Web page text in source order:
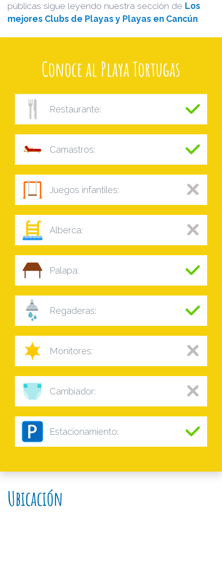
públicas sigue leyendo nuestra sección de Los
mejores Clubs de Playas y Playas en Cancún
Conoce al Playa Tortugas
Restaurante:
Camastros:
Juegos infantiles:
Alberca:
Palapa:
Regaderas:
Monitores:
Cambiador:
Estacionamiento:
Ubicación